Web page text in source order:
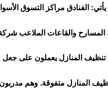
الفنادق مراكز التسوق
المسارح والقاعات الملاعب
تنظيف المنازل يعملون على
المنازل متفوقة. وهم مدربون